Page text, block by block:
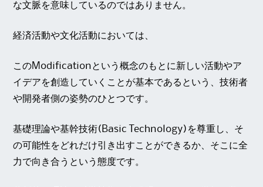
な文脈を意味しているのではありません。
経済活動や文化活動においては、
このModificationという概念のもとに新しい活動やア
イデアを創造していくことが基本であるという、技術者
や開発者側の姿勢のひとつです。
基礎理論や基幹技術(Basic Technology)を尊重し、そ
の可能性をどれだけ引き出すことができるか、そこに全
力で向き合うという態度です。